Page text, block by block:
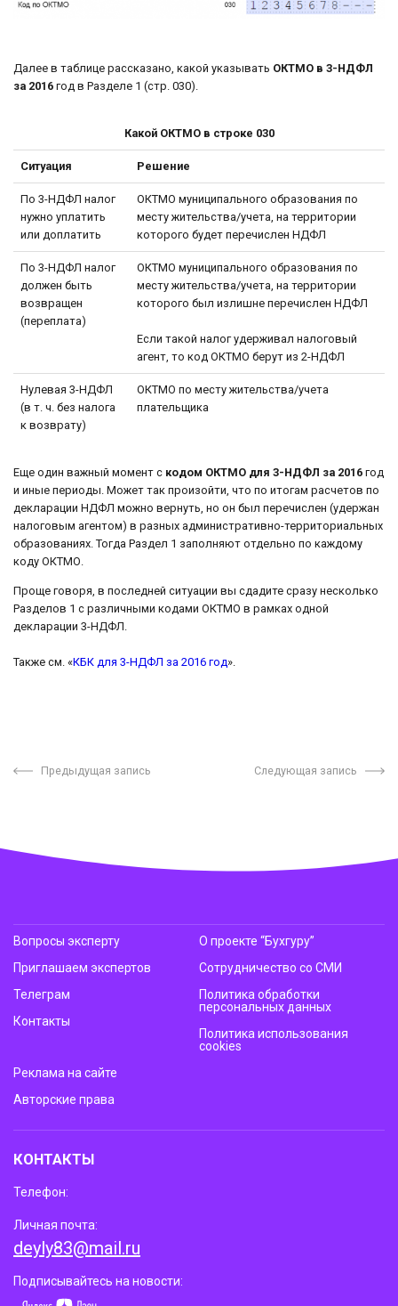
Далее в таблице рассказано, какой указывать ОКТМО в 3-НДФЛ
за 2016 год в Разделе 1 (стр. 030).
Какой ОКТМО в строке 030
Ситуация Решение
По 3-НДФЛ налог
нужно уплатить
или доплатить
ОКТМО муниципального образования по
месту жительства/учета, на территории
которого будет перечислен НДФЛ
По 3-НДФЛ налог
должен быть
возвращен
(переплата)
ОКТМО муниципального образования по
месту жительства/учета, на территории
которого был излишне перечислен НДФЛ
Если такой налог удерживал налоговый
агент, то код ОКТМО берут из 2-НДФЛ
Нулевая 3-НДФЛ
(в т. ч. без налога
к возврату)
ОКТМО по месту жительства/учета
плательщика
Еще один важный момент с кодом ОКТМО для 3-НДФЛ за 2016 год
и иные периоды. Может так произойти, что по итогам расчетов по
декларации НДФЛ можно вернуть, но он был перечислен (удержан
налоговым агентом) в разных административно-территориальных
образованиях. Тогда Раздел 1 заполняют отдельно по каждому
коду ОКТМО.
Проще говоря, в последней ситуации вы сдадите сразу несколько
Разделов 1 с различными кодами ОКТМО в рамках одной
декларации 3-НДФЛ.
Также см. «КБК для 3-НДФЛ за 2016 год».
Предыдущая запись Следующая запись
Вопросы эксперту
Приглашаем экспертов
Телеграм
Контакты
О проекте “Бухгуру”
Сотрудничество со СМИ
Политика обработки
персональных данных
Политика использования
cookies
Реклама на сайте
Авторские права
КОНТАКТЫ
Телефон:
Личная почта:
deyly83@mail.ru
Подписывайтесь на новости: